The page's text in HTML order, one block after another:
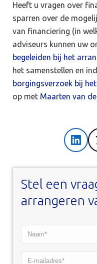
Heeft u vragen over
sparren over de
van financiering (in
adviseurs kunnen uw
begeleiden bij het
het samenstellen en
borgingsverzoek bij het
op met Maarten van
Stel een
arrangeren
Naam*
*
E-